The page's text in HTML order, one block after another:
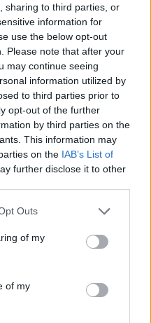
sharing to third parties, or
information for
use the below opt-out
Please note that after your
may continue seeing
information utilized by
to third parties prior to
opt-out of the further
by third parties on the
This information may
on the IAB’s List of
further disclose it to other
Outs
of my
of my
an den
eigene Themen
bitte zunächst
keinen
Dich neu.
Besuch in
XXI
24 Dezember 2024
89.875 Punkte für Erfolge: 4.900